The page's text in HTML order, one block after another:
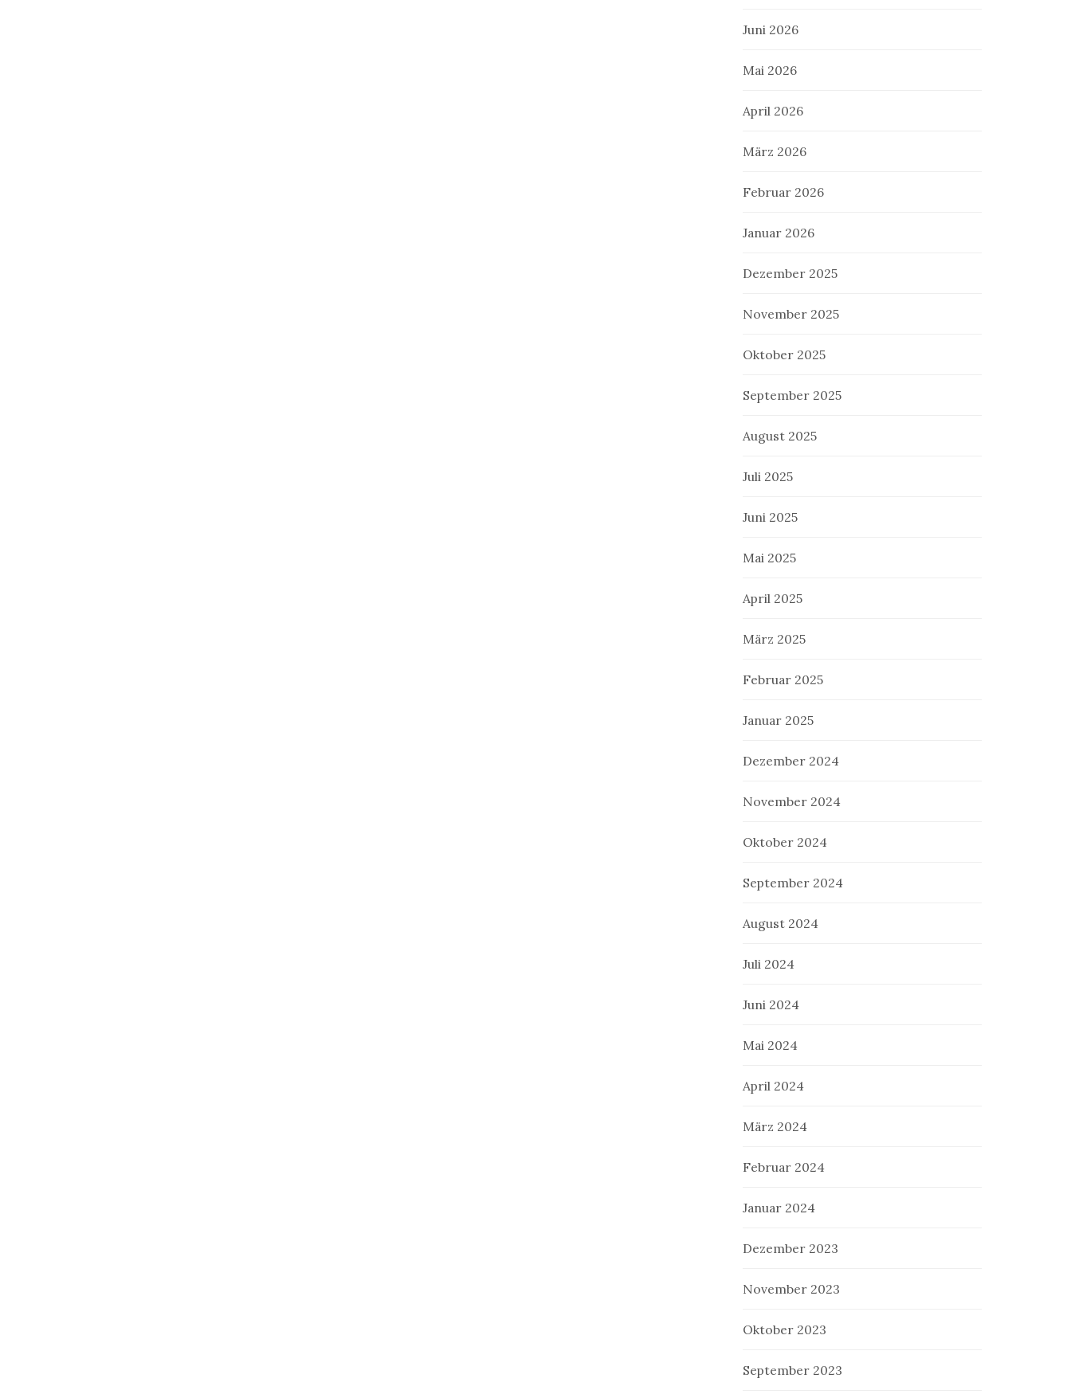
Juni 2026
Mai 2026
April 2026
März 2026
Februar 2026
Januar 2026
Dezember 2025
November 2025
Oktober 2025
September 2025
August 2025
Juli 2025
Juni 2025
Mai 2025
April 2025
März 2025
Februar 2025
Januar 2025
Dezember 2024
November 2024
Oktober 2024
September 2024
August 2024
Juli 2024
Juni 2024
Mai 2024
April 2024
März 2024
Februar 2024
Januar 2024
Dezember 2023
November 2023
Oktober 2023
September 2023